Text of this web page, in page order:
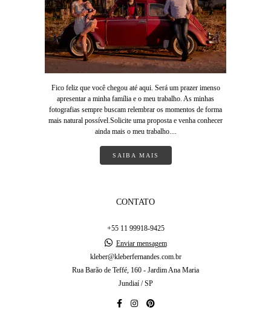
Fico feliz que você chegou até aqui. Será um prazer imenso
apresentar a minha família e o meu trabalho. As minhas
fotografias sempre buscam relembrar os momentos de forma
mais natural possível.Solicite uma proposta e venha conhecer
ainda mais o meu trabalho....
SAIBA MAIS
CONTATO
+55 11 99918-9425
Enviar mensagem
kleber@kleberfernandes.com.br
Rua Barão de Teffé, 160 - Jardim Ana Maria
Jundiaí / SP